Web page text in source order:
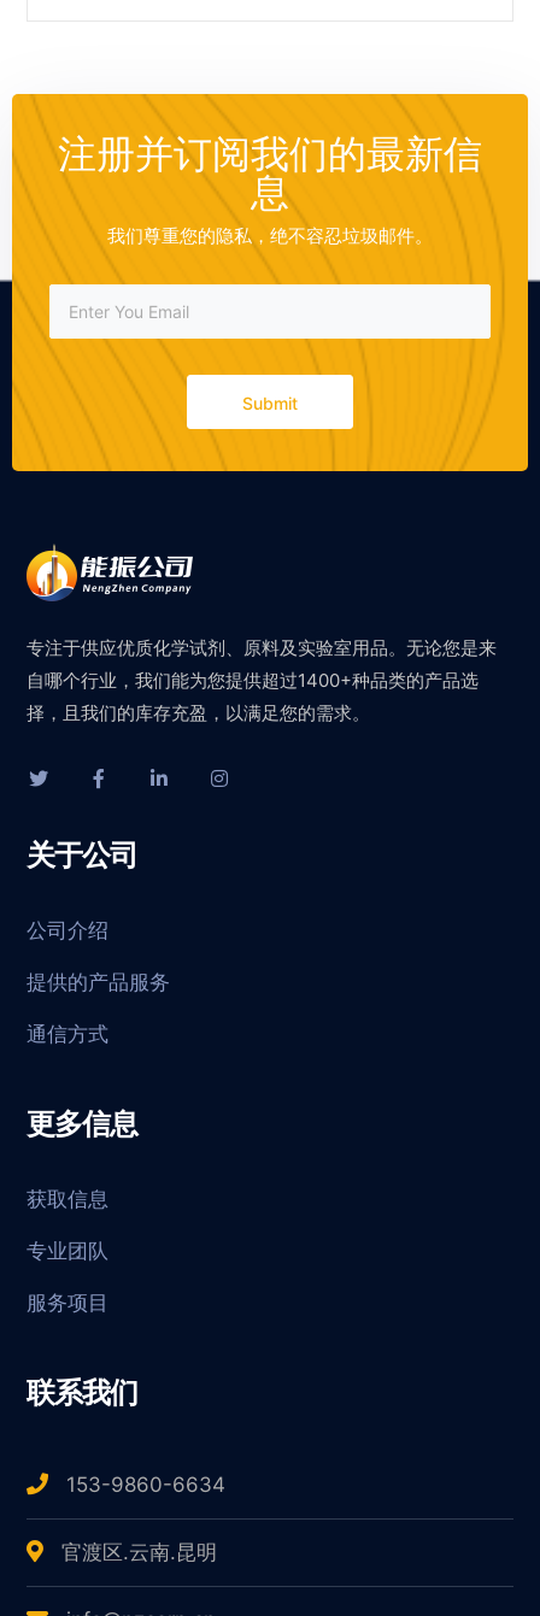
注册并订阅我们的最新信
息
我们尊重您的隐私，绝不容忍垃圾邮件。
Submit
专注于供应优质化学试剂、原料及实验室用品。无论您是来
自哪个行业，我们能为您提供超过1400+种品类的产品选
择，且我们的库存充盈，以满足您的需求。
关于公司
公司介绍
提供的产品服务
通信方式
更多信息
获取信息
专业团队
服务项目
联系我们
153-9860-6634
官渡区.云南.昆明